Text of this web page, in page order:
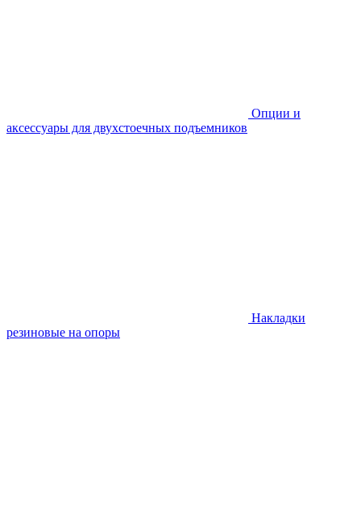
Опции и
аксессуары для двухстоечных подъемников
Накладки
резиновые на опоры